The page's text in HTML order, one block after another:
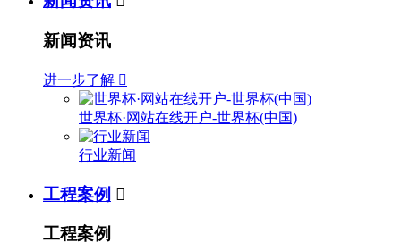
新闻资讯
进一步了解 
世界杯·网站在线开户-世界杯(中国)
行业新闻
工程案例 
工程案例